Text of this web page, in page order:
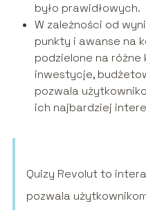
było prawidłowych.
W zależności od
punkty i awanse na
podzielone na
inwestycje,
pozwala
ich najbardziej
Quizy Revolut to
pozwala